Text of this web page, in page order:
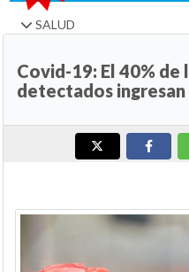
SALUD
Covid-19: El 40% de
detectados